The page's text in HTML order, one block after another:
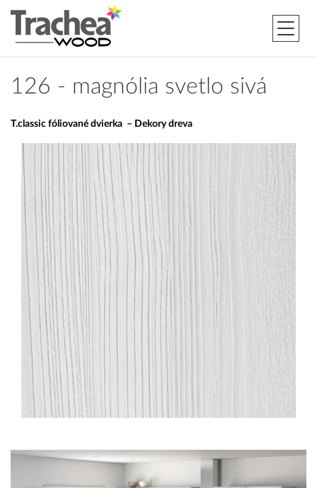
126 - magnólia svetlo sivá
T.classic fóliované dvierka – Dekory dreva